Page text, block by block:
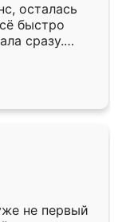
осталась
быстро
сразу.
подошёл к
Собрали
даже
не первый